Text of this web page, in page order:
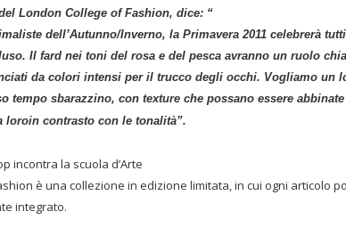
London College of Fashion, dice: “
dell’Autunno/Inverno, la Primavera 2011 celebrerà
Il fard nei toni del rosa e del pesca avranno un ruolo
da colori intensi per il trucco degli occhi. Vogliamo un
tempo sbarazzino, con texture che possano essere abbinate
loroin contrasto con le tonalità”.
incontra la scuola d’Arte
è una collezione in edizione limitata, in cui ogni articolo
integrato.